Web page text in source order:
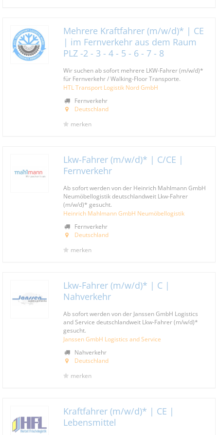
Mehrere Kraftfahrer (m/w/d)* | CE
| im Fernverkehr aus dem Raum
PLZ -2 - 3 - 4 - 5 - 6 - 7 - 8
Wir suchen ab sofort mehrere LKW-Fahrer (m/w/d)*
für Fernverkehr / Walking-Floor Transporte.
HTL Transport Logistik Nord GmbH
Fernverkehr
Deutschland
merken
Lkw-Fahrer (m/w/d)* | C/CE |
Fernverkehr
Ab sofort werden von der Heinrich Mahlmann GmbH
Neumöbellogistik deutschlandweit Lkw-Fahrer
(m/w/d)* gesucht.
Heinrich Mahlmann GmbH Neumöbellogistik
Fernverkehr
Deutschland
merken
Lkw-Fahrer (m/w/d)* | C |
Nahverkehr
Ab sofort werden von der Janssen GmbH Logistics
and Service deutschlandweit Lkw-Fahrer (m/w/d)*
gesucht.
Janssen GmbH Logistics and Service
Nahverkehr
Deutschland
merken
Kraftfahrer (m/w/d)* | CE |
Lebensmittel